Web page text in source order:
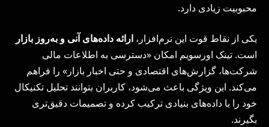
محبوبیت زیادی دارد.
یکی از نقاط قوت این نرم‌افزار، ارائه داده‌های آنی و به‌روز بازار
است. تینک اورسویم امکان «دسترسی به اطلاعات مالی
شرکت‌ها، گزارش‌های اقتصادی و حتی اخبار بازار» را فراهم
می‌کند. این ویژگی باعث می‌شود، کاربران بتوانند تحلیل تکنیکال
خود را با داده‌های بنیادی ترکیب کرده و تصمیمات دقیق‌تری
بگیرند.